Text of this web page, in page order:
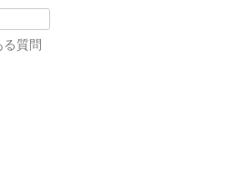
る質問